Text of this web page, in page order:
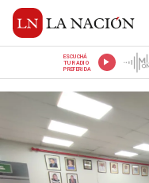
ESCUCHÁ
TU RADIO
PREFERIDA